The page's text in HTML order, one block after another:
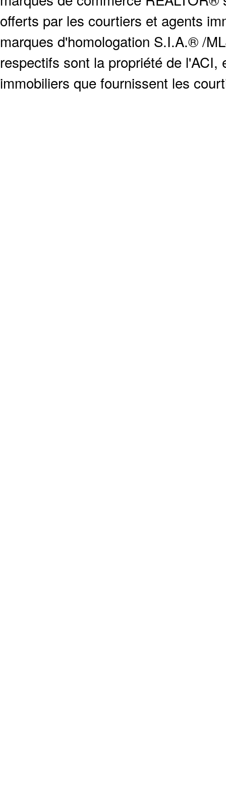
offerts par les courtiers et agents
marques d'homologation S.I.A.® /
respectifs sont la propriété de
immobiliers que fournissent les